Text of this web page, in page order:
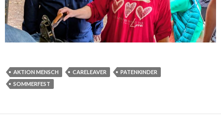
AKTION MENSCH CARELEAVER
PATENKINDER
SOMMERFEST